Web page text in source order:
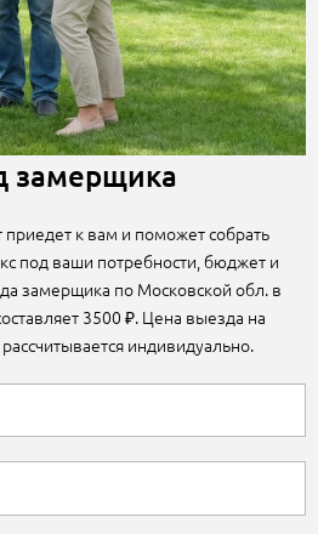
замерщика
к вам и поможет собрать
под ваши потребности, бюджет и
замерщика по Московской обл. в
3500 ₽. Цена выезда на
индивидуально.